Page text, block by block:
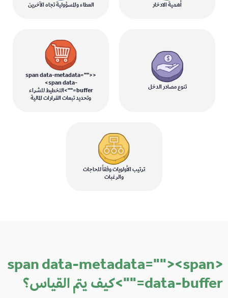
أهمية الادخار​ العطاء والمسؤولية تجاه الآخرين​
تنوع مصادر الدخل​
<span data-metadata="
">
<span data-
buffer="
">التخطيط للشراء
وتحديد تبعات القرارات المالية
ترتيب الأولويات وفقاً للحاجات
والرغبات
<span data-metadata="
"><span
data-buffer="
">كيف يتم القياس؟